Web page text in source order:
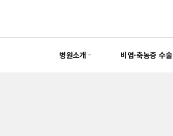
병원소개 비염·축농증 수술